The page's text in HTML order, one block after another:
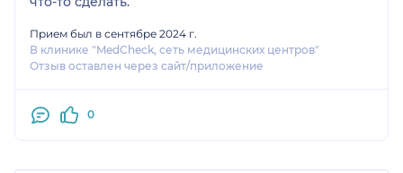
Прием был в сентябре 2024 г.
В клинике "MedCheck, сеть медицинских центров"
Отзыв оставлен через сайт/приложение
0